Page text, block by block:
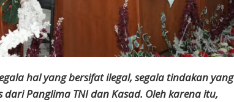
hal yang bersifat ilegal, segala tindakan yang
Panglima TNI dan Kasad. Oleh karena itu,